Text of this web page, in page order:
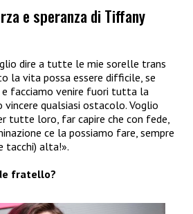
e speranza di Tiffany
dire a tutte le mie sorelle trans
la vita possa essere difficile, se
e facciamo venire fuori tutta la
qualsiasi ostacolo. Voglio
tutte loro, far capire che con fede,
ce la possiamo fare, sempre
tacchi) alta!».
fratello?